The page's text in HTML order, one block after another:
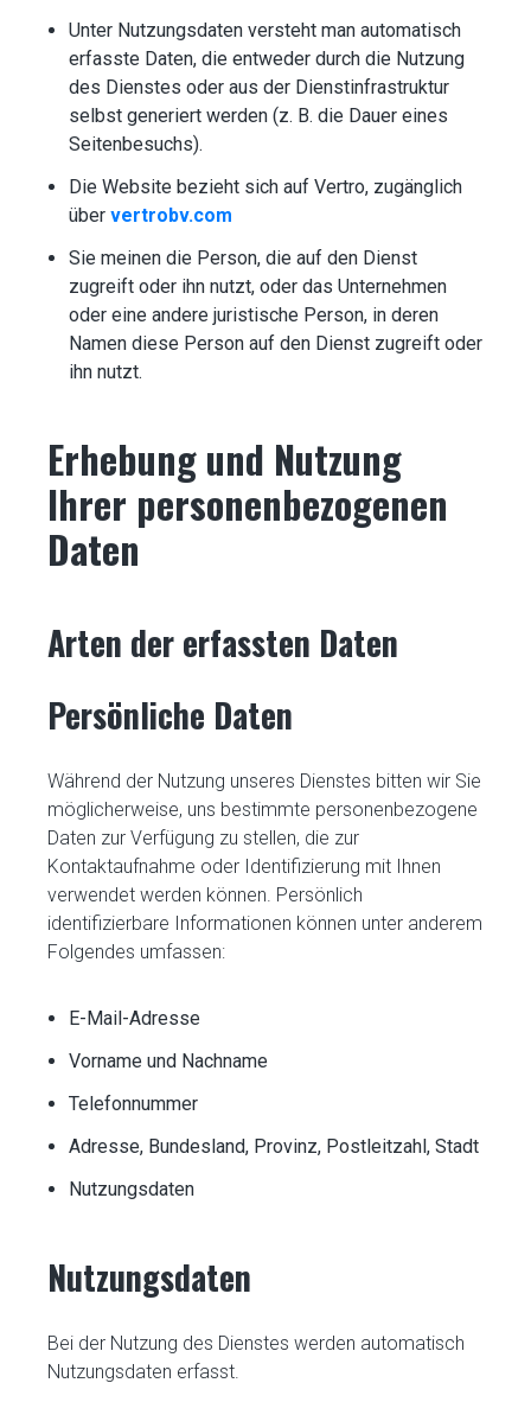
Unter Nutzungsdaten versteht man automatisch
erfasste Daten, die entweder durch die Nutzung
des Dienstes oder aus der Dienstinfrastruktur
selbst generiert werden (z. B. die Dauer eines
Seitenbesuchs).
Die Website bezieht sich auf Vertro, zugänglich
über vertrobv.com
Sie meinen die Person, die auf den Dienst
zugreift oder ihn nutzt, oder das Unternehmen
oder eine andere juristische Person, in deren
Namen diese Person auf den Dienst zugreift oder
ihn nutzt.
Erhebung und Nutzung
Ihrer personenbezogenen
Daten
Arten der erfassten Daten
Persönliche Daten
Während der Nutzung unseres Dienstes bitten wir Sie
möglicherweise, uns bestimmte personenbezogene
Daten zur Verfügung zu stellen, die zur
Kontaktaufnahme oder Identifizierung mit Ihnen
verwendet werden können. Persönlich
identifizierbare Informationen können unter anderem
Folgendes umfassen:
E-Mail-Adresse
Vorname und Nachname
Telefonnummer
Adresse, Bundesland, Provinz, Postleitzahl, Stadt
Nutzungsdaten
Nutzungsdaten
Bei der Nutzung des Dienstes werden automatisch
Nutzungsdaten erfasst.